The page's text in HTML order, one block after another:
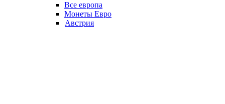
Все европа
Монеты Евро
Австрия